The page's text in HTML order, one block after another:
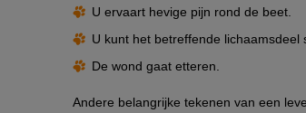
U ervaart hevige pijn rond de beet.
U kunt het betreffende lichaamsdeel
De wond gaat etteren.
Andere belangrijke tekenen van een